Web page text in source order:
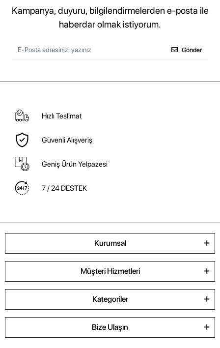
Kampanya, duyuru, bilgilendirmelerden e-posta ile
haberdar olmak istiyorum.
Gönder
Hızlı Teslimat
Güvenli Alışveriş
Geniş Ürün Yelpazesi
7 / 24 DESTEK
Kurumsal
Müşteri Hizmetleri
Kategoriler
Bize Ulaşın